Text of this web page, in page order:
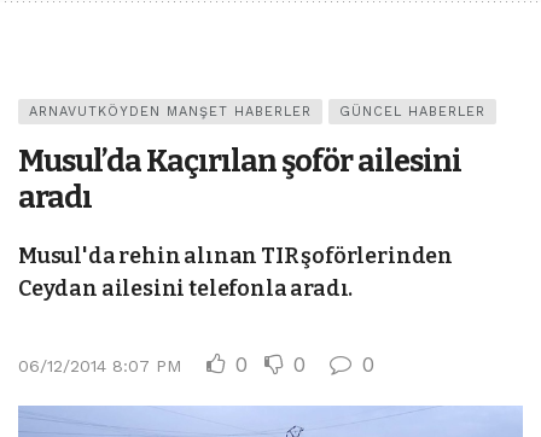
ARNAVUTKÖYDEN MANŞET HABERLER GÜNCEL HABERLER
Musul’da Kaçırılan şoför ailesini
aradı
Musul'da rehin alınan TIR şoförlerinden
Ceydan ailesini telefonla aradı.
06/12/2014 8:07 PM 0 0 0